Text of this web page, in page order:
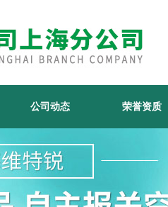
公司动态 荣誉资质